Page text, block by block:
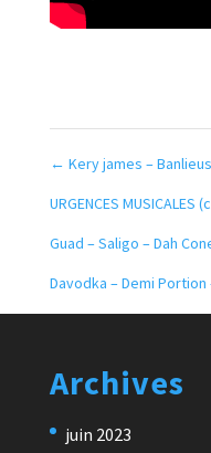
← Kery james –
URGENCES
Guad – Saligo – Dah
Davodka – Demi Portion
Archives
juin 2023